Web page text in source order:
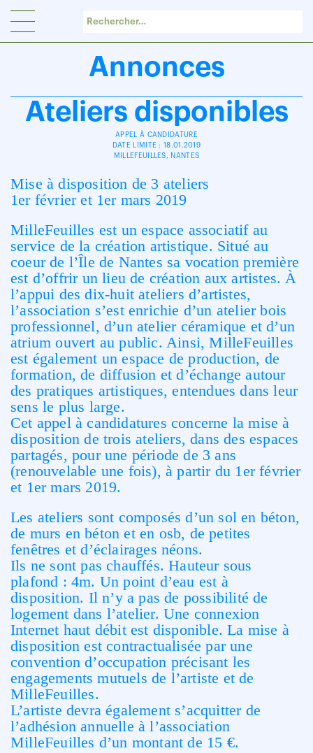
Annonces
Ateliers disponibles
APPEL À CANDIDATURE
DATE LIMITE : 18.01.2019
MILLEFEUILLES, NANTES
Mise à disposition de 3 ateliers
1er février et 1er mars 2019
MilleFeuilles est un espace associatif au
service de la création artistique. Situé au
coeur de l’Île de Nantes sa vocation première
est d’offrir un lieu de création aux artistes. À
l’appui des dix-huit ateliers d’artistes,
l’association s’est enrichie d’un atelier bois
professionnel, d’un atelier céramique et d’un
atrium ouvert au public. Ainsi, MilleFeuilles
est également un espace de production, de
formation, de diffusion et d’échange autour
des pratiques artistiques, entendues dans leur
sens le plus large.
Cet appel à candidatures concerne la mise à
disposition de trois ateliers, dans des espaces
partagés, pour une période de 3 ans
(renouvelable une fois), à partir du 1er février
et 1er mars 2019.
Les ateliers sont composés d’un sol en béton,
de murs en béton et en osb, de petites
fenêtres et d’éclairages néons.
Ils ne sont pas chauffés. Hauteur sous
plafond : 4m. Un point d’eau est à
disposition. Il n’y a pas de possibilité de
logement dans l’atelier. Une connexion
Internet haut débit est disponible. La mise à
disposition est contractualisée par une
convention d’occupation précisant les
engagements mutuels de l’artiste et de
MilleFeuilles.
L’artiste devra également s’acquitter de
l’adhésion annuelle à l’association
MilleFeuilles d’un montant de 15 €.